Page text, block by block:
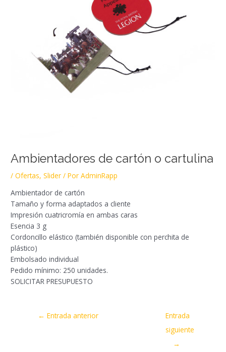
Ambientadores de cartón o cartulina
/Ofertas,Slider / PorAdminRapp
Ambientador de cartón
Tamaño y forma adaptados a cliente
Impresión cuatricromía en ambas caras
Esencia 3 g
Cordoncillo elástico (también disponible con perchita de
plástico)
Embolsado individual
Pedido mínimo: 250 unidades.
SOLICITAR PRESUPUESTO
← Entrada anterior
Entrada
siguiente
→